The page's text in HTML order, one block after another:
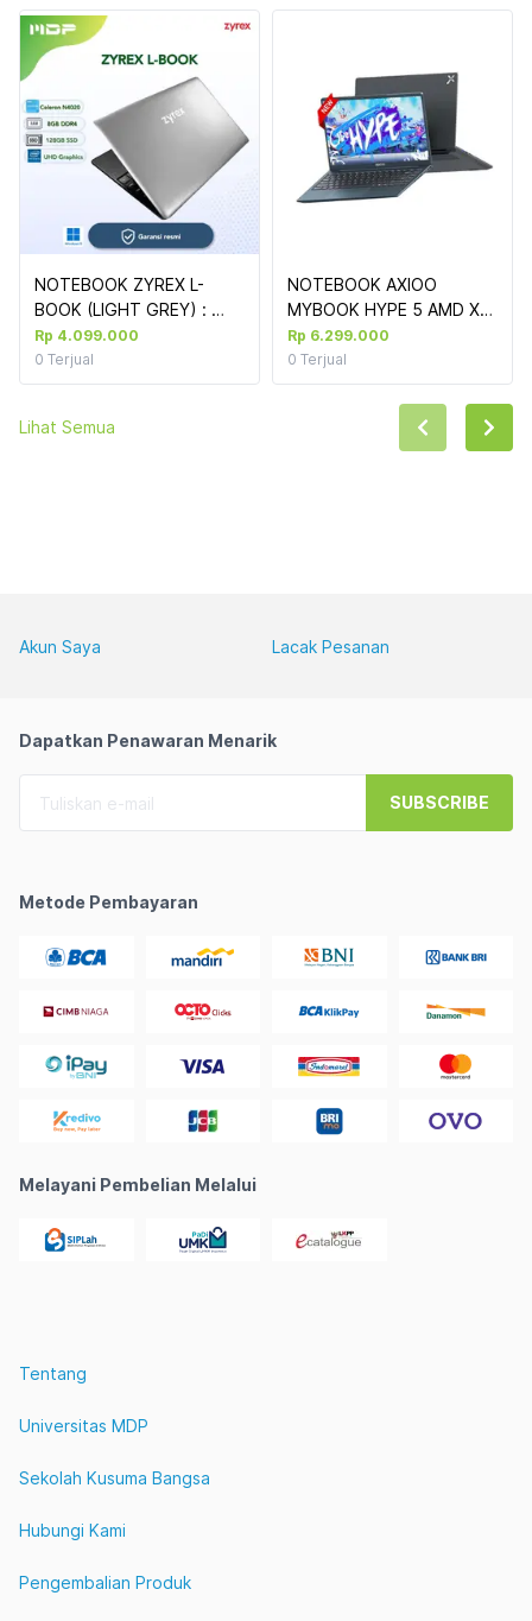
NOTEBOOK ZYREX L-
BOOK (LIGHT GREY) :
INTEL-N4020 14"
(1366X768) 8GB, EMMC
128GB, WIFI + BT, W11
Rp 4.099.000
0 Terjual
NOTEBOOK AXIOO
MYBOOK HYPE 5 AMD X3
(NBAXMH5X3082BX)
BLUE: AMD R5-
3500,8GB,256GB
SSD,14"FHD,DOS
Rp 6.299.000
0 Terjual
Lihat Semua
Akun Saya Lacak Pesanan
Dapatkan Penawaran Menarik
SUBSCRIBE
Metode Pembayaran
Melayani Pembelian Melalui
Tentang
Universitas MDP
Sekolah Kusuma Bangsa
Hubungi Kami
Pengembalian Produk